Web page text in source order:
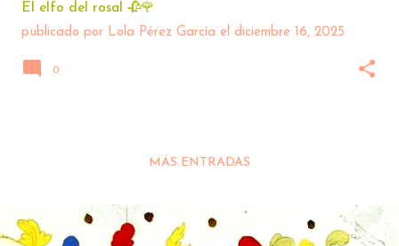
El elfo del rosal 🥀🌹
publicado por Lola Pérez García el diciembre 16, 2025
0
MÁS ENTRADAS